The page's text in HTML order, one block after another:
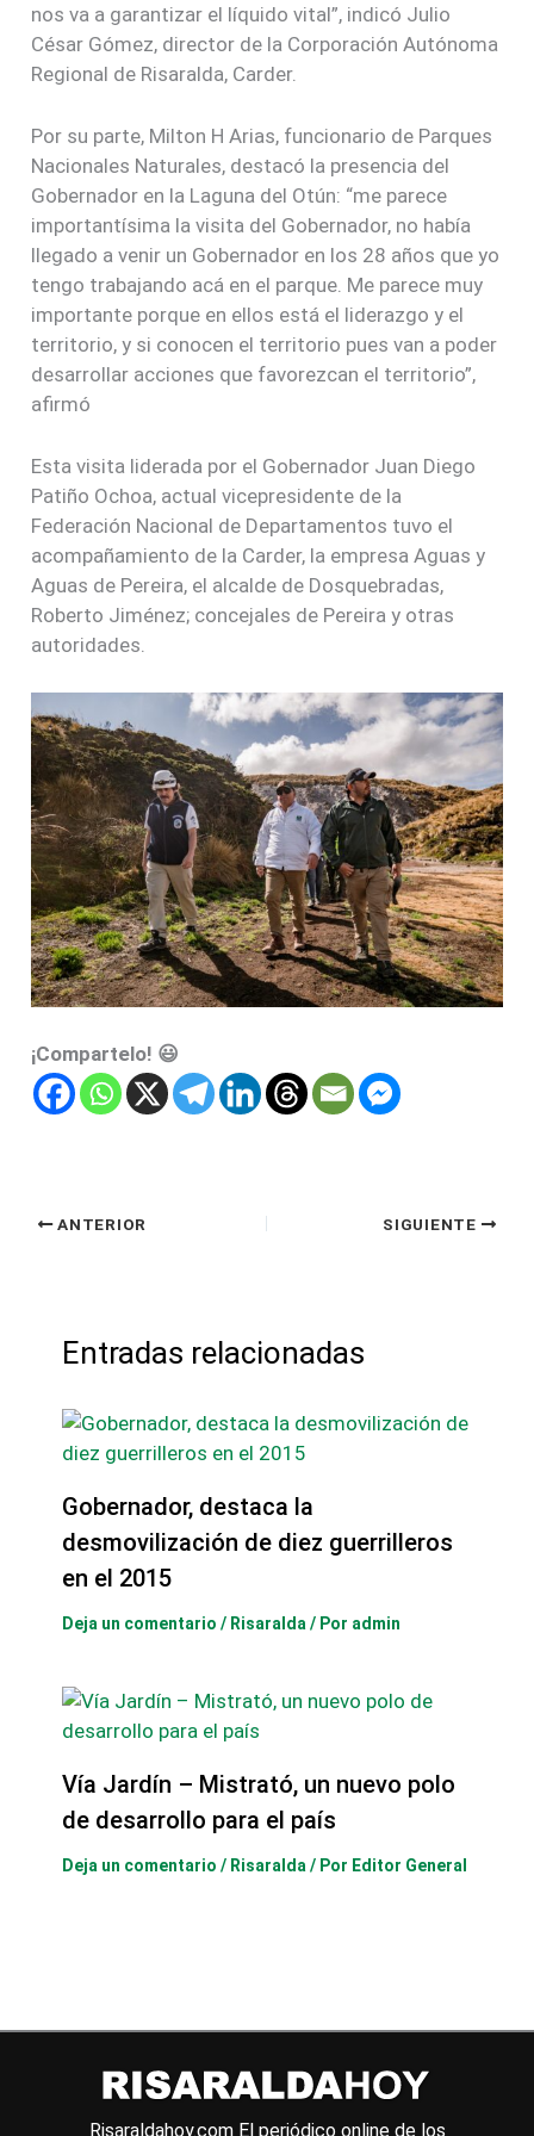
nos va a garantizar el líquido vital”, indicó Julio
César Gómez, director de la Corporación Autónoma
Regional de Risaralda, Carder.
Por su parte, Milton H Arias, funcionario de Parques
Nacionales Naturales, destacó la presencia del
Gobernador en la Laguna del Otún: “me parece
importantísima la visita del Gobernador, no había
llegado a venir un Gobernador en los 28 años que yo
tengo trabajando acá en el parque. Me parece muy
importante porque en ellos está el liderazgo y el
territorio, y si conocen el territorio pues van a poder
desarrollar acciones que favorezcan el territorio”,
afirmó
Esta visita liderada por el Gobernador Juan Diego
Patiño Ochoa, actual vicepresidente de la
Federación Nacional de Departamentos tuvo el
acompañamiento de la Carder, la empresa Aguas y
Aguas de Pereira, el alcalde de Dosquebradas,
Roberto Jiménez; concejales de Pereira y otras
autoridades.
¡Compartelo! 😃
ANTERIOR SIGUIENTE
Entradas relacionadas
Gobernador, destaca la
desmovilización de diez guerrilleros
en el 2015
Deja un comentario / Risaralda / Por admin
Vía Jardín – Mistrató, un nuevo polo
de desarrollo para el país
Deja un comentario / Risaralda / Por Editor General
Risaraldahoy.com El periódico online de los